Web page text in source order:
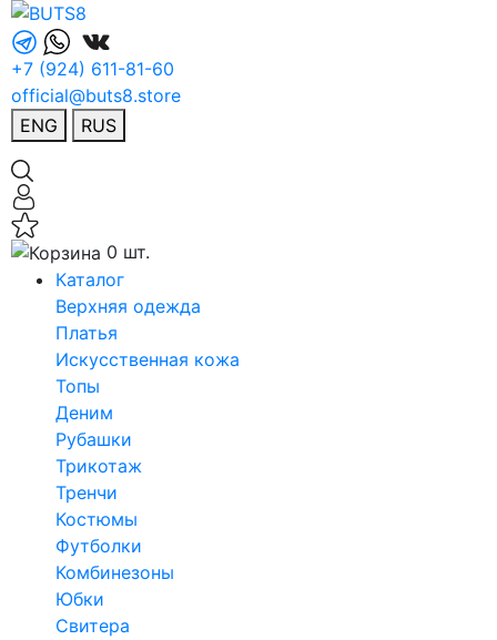
+7 (924) 611-81-60
official@buts8.store
ENG
RUS
0 шт.
Каталог
Верхняя одежда
Платья
Искусственная кожа
Топы
Деним
Рубашки
Трикотаж
Тренчи
Костюмы
Футболки
Комбинезоны
Юбки
Свитера